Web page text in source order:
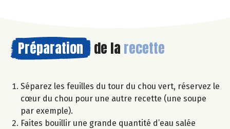
Préparation de la recette
Séparez les feuilles du tour du chou vert, réservez le
cœur du chou pour une autre recette (une soupe
par exemple).
Faites bouillir une grande quantité d’eau salée